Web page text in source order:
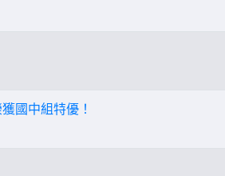
國中組特優！